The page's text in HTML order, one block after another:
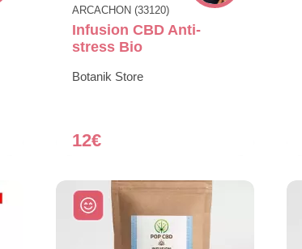
ARCACHON (33120)
Infusion CBD Anti-
stress Bio
Botanik Store
12€